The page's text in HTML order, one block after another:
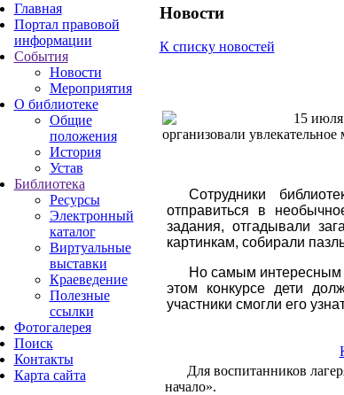
Главная
Портал правовой
информации
События
Новости
Мероприятия
О библиотеке
Общие
положения
История
Устав
Библиотека
Ресурсы
Электронный
каталог
Виртуальные
выставки
Краеведение
Полезные
ссылки
Фотогалерея
Поиск
Контакты
Карта сайта
Новости
К списку новостей
15 июля
организовали
Сотрудники
отправиться в
задания, отгадывали
картинкам, собирали
Но самым интересным
этом конкурсе дети
участники смогли его
Для воспитанников
начало».